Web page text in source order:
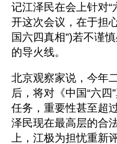
记江泽民在会上针对“
开这次会议，在于担
国六四真相”)若不谨
的导火线。
北京观察家说，今年
后，将对《中国“六四
任务，重要性甚至超
泽民现在最高层的合
上，江极为担忧重新